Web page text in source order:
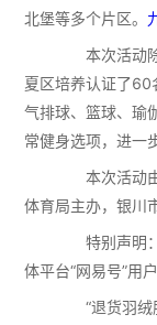
北堡等多个片区。
本次活动除
夏区培养认证了60
气排球、篮球、瑜
常健身选项，进一
本次活动由
体育局主办，银川
特别声明：
体平台“网易号”用
“退货羽绒